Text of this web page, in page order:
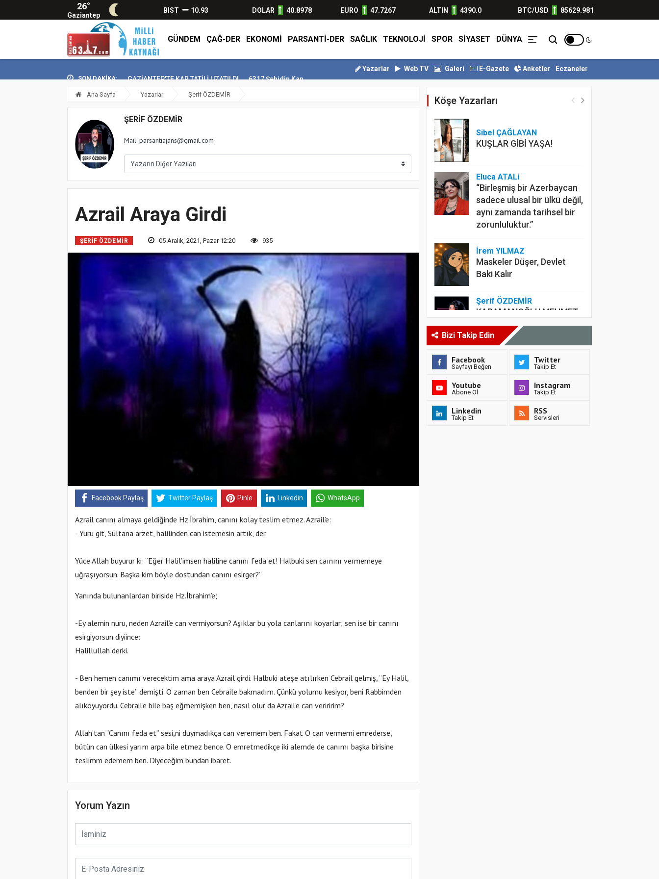
26°
Gaziantep
BIST 10.93 DOLAR 40.8978 EURO 47.7267 ALTIN 4390.0 BTC/USD 85629.981
GÜNDEM ÇAĞ-DER EKONOMİ PARSANTİ-DER SAĞLIK TEKNOLOJİ SPOR SİYASET DÜNYA
SON DAKİKA:GAZİANTEP'TE KAR TATİLİ UZATILDI 6317 Şehidin Kanıyla Yazılan Destan Motorine 2 lira 44 kuruş indirim geliyor Gaziantep’in Direniş Ruhu ve Cumhuriyet’in 10...
Yazarlar Web TV Galeri E-Gazete Anketler Eczaneler
Firmalar İlanlar
Ana Sayfa Yazarlar Şerif ÖZDEMİR
ŞERIF ÖZDEMİR
Mail: parsantiajans@gmail.com
Azrail Araya Girdi
ŞERIF ÖZDEMİR 05 Aralık, 2021, Pazar 12:20 935
Facebook Paylaş Twitter Paylaş Pinle Linkedin WhatsApp
Azrail canını almaya geldiğinde Hz.İbrahim, canını kolay teslim etmez. Azrail’e:
- Yürü git, Sultana arzet, halilinden can istemesin artık, der.
Yüce Allah buyurur ki: “Eğer Halil’imsen haliline canını feda et! Halbuki sen caınını vermemeye
uğraşıyorsun. Başka kim böyle dostundan canını esirger?”
Yanında bulunanlardan biriside Hz.İbrahim’e;
-Ey alemin nuru, neden Azrail’e can vermiyorsun? Aşıklar bu yola canlarını koyarlar; sen ise bir canını
esirgiyorsun diyiince:
Halillullah derki.
- Ben hemen canımı verecektim ama araya Azrail girdi. Halbuki ateşe atılırken Cebrail gelmiş, “Ey Halil,
benden bir şey iste” demişti. O zaman ben Cebraile bakmadım. Çünkü yolumu kesiyor, beni Rabbimden
alıkoyuyordu. Cebrail’e bile baş eğmemişken ben, nasıl olur da Azrail’e can veriririm?
Allah’tan “Canını feda et” sesi,ni duymadıkça can veremem ben. Fakat O can vermemi emrederse,
bütün can ülkesi yarım arpa bile etmez bence. O emretmedikçe iki alemde de canımı başka birisine
teslimm edemem ben. Diyeceğim bundan ibaret.
Yorum Yazın
Köşe Yazarları
Sibel ÇAĞLAYAN
KUŞLAR GİBİ YAŞA!
Eluca ATALi
“Birleşmiş bir Azerbaycan
sadece ulusal bir ülkü değil,
aynı zamanda tarihsel bir
zorunluluktur.”
İrem YILMAZ
Maskeler Düşer, Devlet
Baki Kalır
Şerif ÖZDEMİR
KARAMANOĞLU MEHMET
BEY’DEN BUGÜNE:
TÜRKÇENIN BÜYÜK
YÜRÜYÜŞÜ
MÜSLÜMANLARIN
KIYAMETİ
Bizi Takip Edin
Facebook
Sayfayı Beğen
Twitter
Takip Et
Youtube
Abone Ol
Instagram
Takip Et
Linkedin
Takip Et
RSS
Servisleri